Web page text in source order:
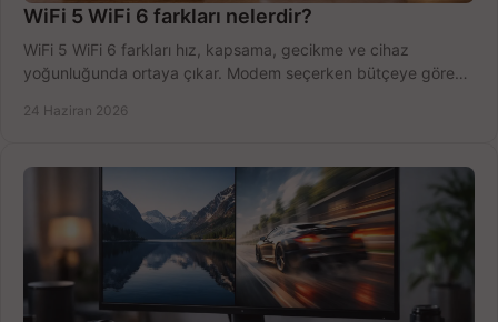
WiFi 5 WiFi 6 farkları nelerdir?
WiFi 5 WiFi 6 farkları hız, kapsama, gecikme ve cihaz
yoğunluğunda ortaya çıkar. Modem seçerken bütçeye göre
24 Haziran 2026